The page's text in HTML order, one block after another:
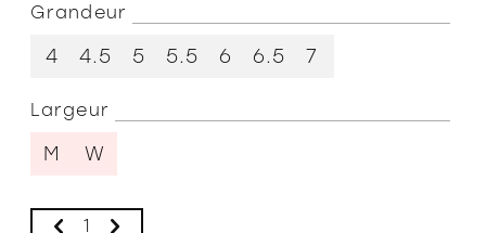
Grandeur
4 4.5 5 5.5 6 6.5 7
Largeur
M W